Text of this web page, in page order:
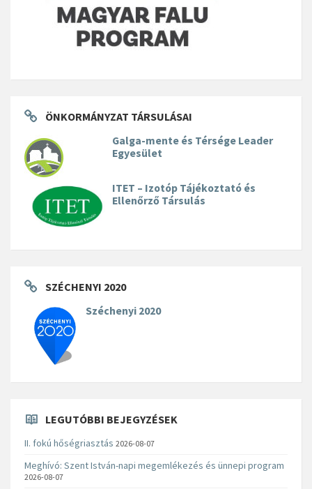
ÖNKORMÁNYZAT TÁRSULÁSAI
Galga-mente és Térsége Leader
Egyesület
ITET – Izotóp Tájékoztató és
Ellenőrző Társulás
SZÉCHENYI 2020
Széchenyi 2020
LEGUTÓBBI BEJEGYZÉSEK
II. fokú hőségriasztás 2026-08-07
Meghívó: Szent István-napi megemlékezés és ünnepi program
2026-08-07